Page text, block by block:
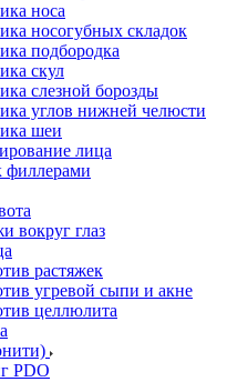
носа
носогубных складок
подбородка
скул
слезной борозды
углов нижней челюсти
шеи
лица
вокруг глаз
растяжек
угревой сыпи и акне
целлюлита
PDO